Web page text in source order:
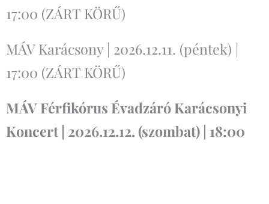
17:00 (ZÁRT KÖRŰ)
MÁV Karácsony | 2026.12.11. (péntek) |
17:00 (ZÁRT KÖRŰ)
MÁV Férfikórus Évadzáró Karácsonyi
Koncert | 2026.12.12. (szombat) | 18:00